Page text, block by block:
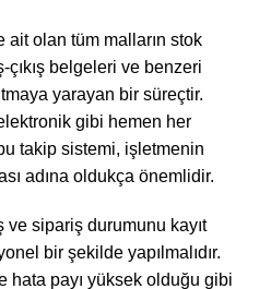
ait olan tüm malların stok
belgeleri ve benzeri
yarayan bir süreçtir.
gibi hemen her
takip sistemi, işletmenin
adına oldukça önemlidir.
ve sipariş durumunu kayıt
bir şekilde yapılmalıdır.
hata payı yüksek olduğu gibi